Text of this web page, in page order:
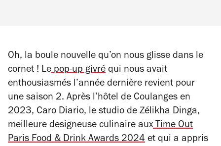
Oh, la boule nouvelle qu’on nous glisse dans le
cornet ! Le pop-up givré qui nous avait
enthousiasmés l’année dernière revient pour
une saison 2. Après l’hôtel de Coulanges en
2023, Caro Diario, le studio de Zélikha Dinga,
meilleure designeuse culinaire aux Time Out
Paris Food & Drink Awards 2024 et qui a appris